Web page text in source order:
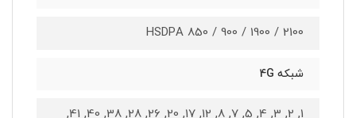
HSDPA 850 / 900 / 1900 / 2100
شبکه 4G
1, 2, 3, 4, 5, 7, 8, 12, 17, 20, 26, 28, 38, 40, 41,